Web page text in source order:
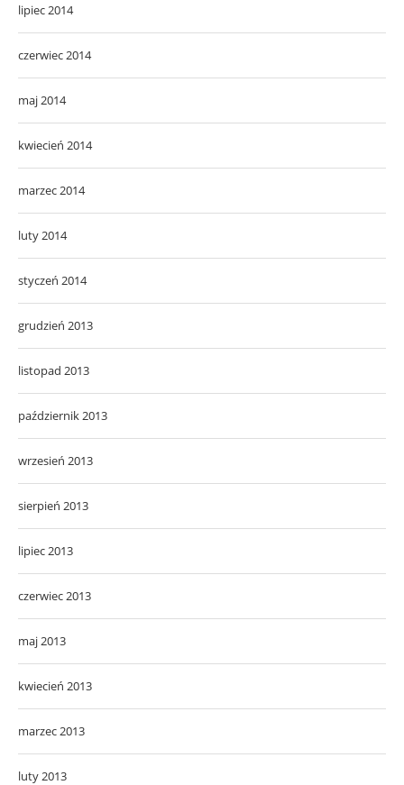
lipiec 2014
czerwiec 2014
maj 2014
kwiecień 2014
marzec 2014
luty 2014
styczeń 2014
grudzień 2013
listopad 2013
październik 2013
wrzesień 2013
sierpień 2013
lipiec 2013
czerwiec 2013
maj 2013
kwiecień 2013
marzec 2013
luty 2013